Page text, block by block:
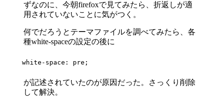
ずなのに、今朝firefoxで見てみたら、折返しが適
用されていないことに気がつく。
何でだろうとテーマファイルを調べてみたら、各
種white-spaceの設定の後に
white-space: pre;
が記述されていたのが原因だった。さっくり削除
して解決。